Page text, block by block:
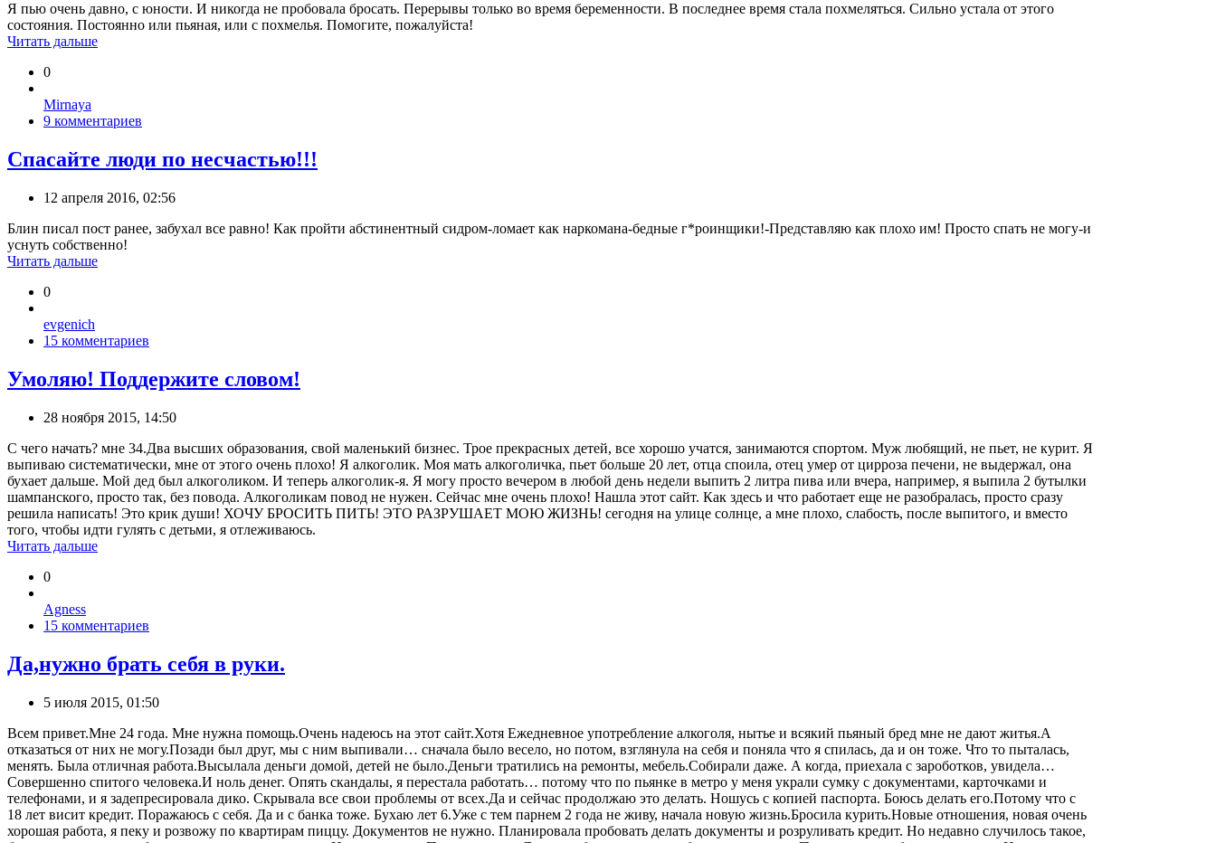
Я пью очень давно, с юности. И никогда не пробовала бросать. Перерывы только во время беременности. В последнее время стала похмеляться. Сильно устала от этого
состояния. Постоянно или пьяная, или с похмелья. Помогите, пожалуйста!
Читать дальше
0
Mirnaya
9 комментариев
Спасайте люди по несчастью!!!
12 апреля 2016, 02:56
Блин писал пост ранее, забухал все равно! Как пройти абстинентный сидром-ломает как наркомана-бедные г*роинщики!-Представляю как плохо им! Просто спать не могу-и
уснуть собственно!
Читать дальше
0
evgenich
15 комментариев
Умоляю! Поддержите словом!
28 ноября 2015, 14:50
С чего начать? мне 34.Два высших образования, свой маленький бизнес. Трое прекрасных детей, все хорошо учатся, занимаются спортом. Муж любящий, не пьет, не курит. Я
выпиваю систематически, мне от этого очень плохо! Я алкоголик. Моя мать алкоголичка, пьет больше 20 лет, отца споила, отец умер от цирроза печени, не выдержал, она
бухает дальше. Мой дед был алкоголиком. И теперь алкоголик-я. Я могу просто вечером в любой день недели выпить 2 литра пива или вчера, например, я выпила 2 бутылки
шампанского, просто так, без повода. Алкоголикам повод не нужен. Сейчас мне очень плохо! Нашла этот сайт. Как здесь и что работает еще не разобралась, просто сразу
решила написать! Это крик души! ХОЧУ БРОСИТЬ ПИТЬ! ЭТО РАЗРУШАЕТ МОЮ ЖИЗНЬ! сегодня на улице солнце, а мне плохо, слабость, после выпитого, и вместо
того, чтобы идти гулять с детьми, я отлеживаюсь.
Читать дальше
0
Agness
15 комментариев
Да,нужно брать себя в руки.
5 июля 2015, 01:50
Всем привет.Мне 24 года. Мне нужна помощь.Очень надеюсь на этот сайт.Хотя Ежедневное употребление алкоголя, нытье и всякий пьяный бред мне не дают житья.А
отказаться от них не могу.Позади был друг, мы с ним выпивали… сначала было весело, но потом, взглянула на себя и поняла что я спилась, да и он тоже. Что то пыталась,
менять. Была отличная работа.Высылала деньги домой, детей не было.Деньги тратились на ремонты, мебель.Собирали даже. А когда, приехала с зароботков, увидела…
Совершенно спитого человека.И ноль денег. Опять скандалы, я перестала работать… потому что по пьянке в метро у меня украли сумку с документами, карточками и
телефонами, и я задепресировала дико. Скрывала все свои проблемы от всех.Да и сейчас продолжаю это делать. Ношусь с копией паспорта. Боюсь делать его.Потому что с
18 лет висит кредит. Поражаюсь с себя. Да и с банка тоже. Бухаю лет 6.Уже с тем парнем 2 года не живу, начала новую жизнь.Бросила курить.Новые отношения, новая очень
хорошая работа, я пеку и розвожу по квартирам пиццу. Документов не нужно. Планировала пробовать делать документы и розруливать кредит. Но недавно случилось такое,